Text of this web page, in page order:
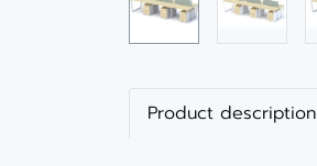
Product description